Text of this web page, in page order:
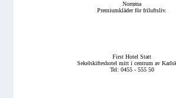
Norrøna
Premiumkläder för friluftsliv.
First Hotel Statt
Sekelskifteshotel mitt i centrum av
Tel: 0455 - 555 50